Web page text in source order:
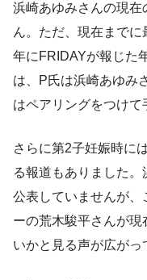
浜崎あゆみさんの現
ん。ただ、現在まで
年にFRIDAYが報じた
は、P氏は浜崎あゆみ
はペアリングをつけて
さらに第2子妊娠時に
る報道もありました
公表していませんが
ーの荒木駿平さんが
いかと見る声が広がっ